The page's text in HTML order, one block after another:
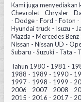
Kami juga
Chevrolet - Chrysler -
- Dodge - Ford - Foton
Hyundai truck - Isuzu -
Mazda - Mercedes
Nissan - Nissan UD -
Subaru - Suzuki - Tata -
Tahun 1980 - 1981 -
1988 - 1989 - 1990 -
1997 - 1998 - 1999 -
2006 - 2007 - 2008 -
2015 - 2016 - 2017 -